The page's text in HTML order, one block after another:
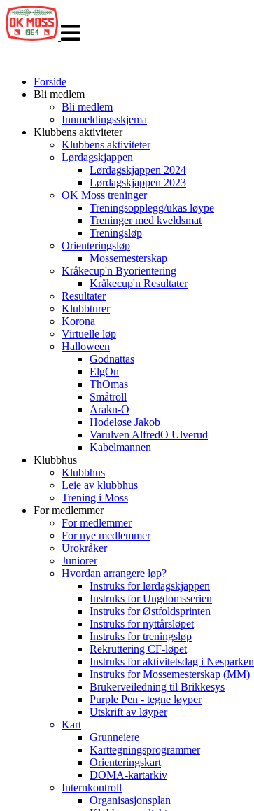
navigasjon
Forside
Bli medlem
Bli medlem
Innmeldingsskjema
Klubbens aktiviteter
Klubbens aktiviteter
Lørdagskjappen
Lørdagskjappen 2024
Lørdagskjappen 2023
OK Moss treninger
Treningsopplegg/ukas løype
Treninger med kveldsmat
Treningsløp
Orienteringsløp
Mossemesterskap
Kråkecup'n Byorientering
Kråkecup'n Resultater
Resultater
Klubbturer
Korona
Virtuelle løp
Halloween
Godnattas
ElgOn
ThOmas
Småtroll
Arakn-O
Hodeløse Jakob
Varulven AlfredO Ulverud
Kabelmannen
Klubbhus
Klubbhus
Leie av klubbhus
Trening i Moss
For medlemmer
For medlemmer
For nye medlemmer
Urokråker
Juniorer
Hvordan arrangere løp?
Instruks for lørdagskjappen
Instruks for Ungdomsserien
Instruks for Østfoldsprinten
Instruks for nyttårsløpet
Instruks for treningsløp
Rekruttering CF-løpet
Instruks for aktivitetsdag i Nesparken
Instruks for Mossemesterskap (MM)
Brukerveiledning til Brikkesys
Purple Pen - tegne løyper
Utskrift av løyper
Kart
Grunneiere
Karttegningsprogrammer
Orienteringskart
DOMA-kartarkiv
Internkontroll
Organisasjonsplan